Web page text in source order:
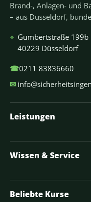
Brand-, Anlagen- und
– aus Düsseldorf,
⌖ Gumbertstraße 199b
40229 Düsseldorf
☎0211 83836660
✉
Leistungen
Wissen & Service
Beliebte Kurse